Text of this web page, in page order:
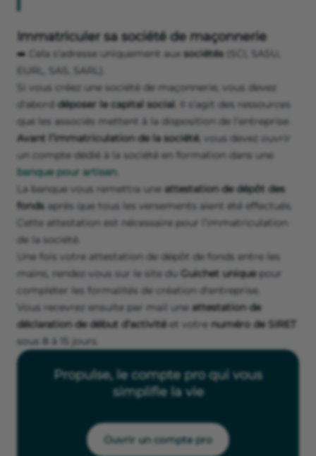
Immatriculer sa société de maçonnerie
➡️ Cela s'adresse uniquement aux sociétés (SCI, SASU,
EURL, SAS, SARL).
Si vous créez une société de maçonnerie, vous devez
d'abord déposer le capital social . Il s'agit des ressources
que les associés mettent à la disposition de l’entreprise.
Avant l’immatriculation de la société, vous devez ouvrir
un compte dédié à la société en formation dans une
banque pour artisan.
La banque vous remettra une attestation de dépôt des
fonds après que tous les versements aient été effectués.
Cette attestation est nécessaire pour l’immatriculation
de la société.
Une fois votre attestation de dépôt de fonds entre les
mains, rendez-vous sur le site du
Guichet uniquepour
compléter les formalités de création d'entreprise.
Vous recevrez ensuite par mail une attestation de
déclaration de début d’activitéet votre numéro de SIRET
sous 8 à 15 jours.
Propulse, le compte pro qui vous
simplifie la vie
Ouvrir un compte pro